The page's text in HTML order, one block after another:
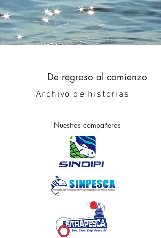
De regreso al comienzo
Archivo de historias
Nuestros compañeros